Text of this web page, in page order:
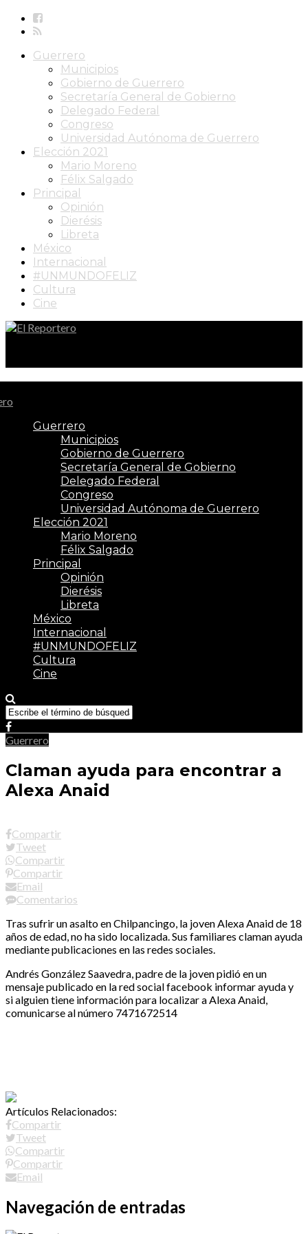
Guerrero
Municipios
Gobierno de Guerrero
Secretaría General de Gobierno
Delegado Federal
Congreso
Universidad Autónoma de Guerrero
Elección 2021
Mario Moreno
Félix Salgado
Principal
Opinión
Dierésis
Libreta
México
Internacional
#UNMUNDOFELIZ
Cultura
Cine
Guerrero
Municipios
Gobierno de Guerrero
Secretaría General de Gobierno
Delegado Federal
Congreso
Universidad Autónoma de Guerrero
Elección 2021
Mario Moreno
Félix Salgado
Principal
Opinión
Dierésis
Libreta
México
Internacional
#UNMUNDOFELIZ
Cultura
Cine
Guerrero
Claman ayuda para encontrar a
Alexa Anaid
Compartir
Tweet
Compartir
Compartir
Email
Comentarios
Tras sufrir un asalto en Chilpancingo, la joven Alexa Anaid de 18
años de edad, no ha sido localizada. Sus familiares claman ayuda
mediante publicaciones en las redes sociales.
Andrés González Saavedra, padre de la joven pidió en un
mensaje publicado en la red social facebook informar ayuda y
si alguien tiene información para localizar a Alexa Anaid,
comunicarse al número 7471672514
Artículos Relacionados:
Compartir
Tweet
Compartir
Compartir
Email
Navegación de entradas